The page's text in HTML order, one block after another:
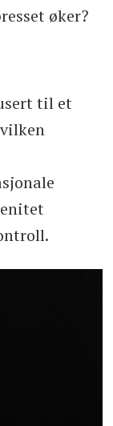
øker?
til et